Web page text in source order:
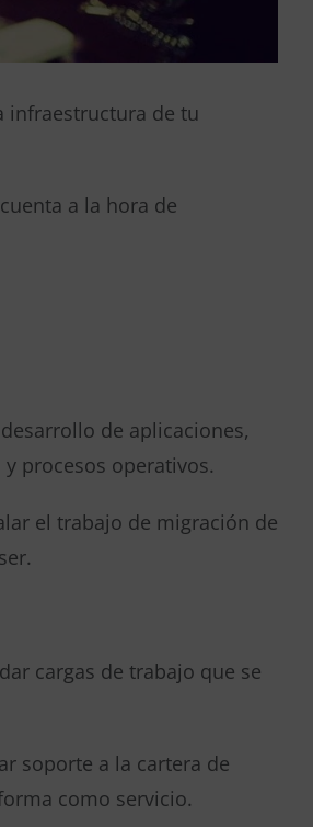
infraestructura de tu
a la hora de
de aplicaciones,
procesos operativos.
el trabajo de migración de
cargas de trabajo que se
soporte a la cartera de
como servicio.